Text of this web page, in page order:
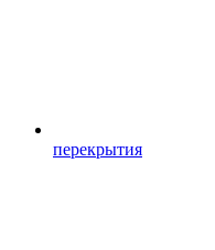
перекрытия